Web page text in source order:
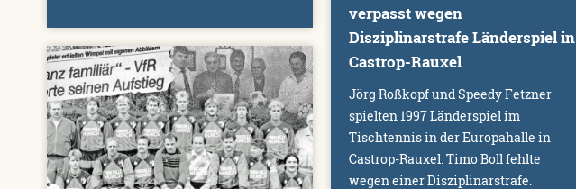
verpasst wegen
Disziplinarstrafe Länderspiel in
Castrop-Rauxel
Jörg Roßkopf und Speedy Fetzner
spielten 1997 Länderspiel im
Tischtennis in der Europahalle in
Castrop-Rauxel. Timo Boll fehlte
wegen einer Disziplinarstrafe.